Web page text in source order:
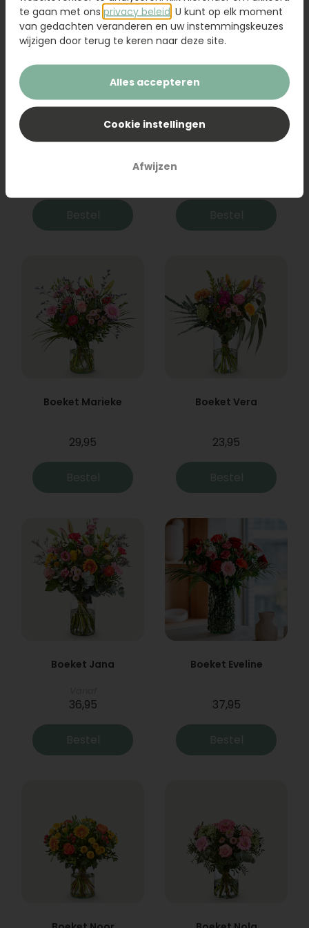
Boeket Raya
Bestel
Sanseveria
Bestel
Boeket Marieke
29,95
Bestel
Boeket Vera
23,95
Bestel
Boeket Jana
36,95
Bestel
Boeket Eveline
37,95
Bestel
te gaan met ons privacy beleid . U kunt op elk moment
van gedachten veranderen en uw instemmingskeuzes
wijzigen door terug te keren naar deze site.
Alles accepteren
Cookie instellingen
Afwijzen